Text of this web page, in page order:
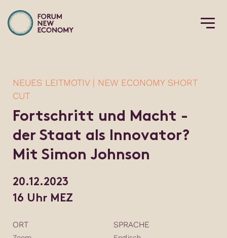
NEUES LEITMOTIV | NEW ECONOMY SHORT
CUT
Fortschritt und Macht -
der Staat als Innovator?
Mit Simon Johnson
20.12.2023
16 Uhr MEZ
ORT SPRACHE